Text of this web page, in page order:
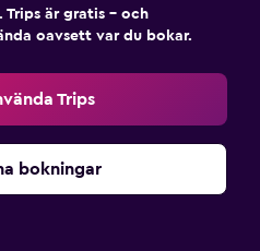
Trips är gratis – och
oavsett var du bokar.
Trips
bokningar